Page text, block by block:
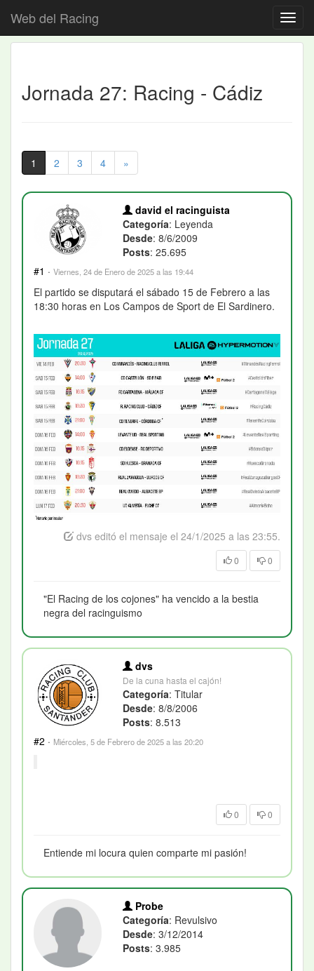
Web del Racing
Jornada 27: Racing - Cádiz
1 2 3 4 »
david el racinguista
Categoría: Leyenda
Desde: 8/6/2009
Posts: 25.695
#1 · Viernes, 24 de Enero de 2025 a las 19:44
El partido se disputará el sábado 15 de Febrero a las
18:30 horas en Los Campos de Sport de El Sardinero.
dvs editó el mensaje el 24/1/2025 a las 23:55.
0 0
"El Racing de los cojones" ha vencido a la bestia
negra del racinguismo
dvs
De la cuna hasta el cajón!
Categoría: Titular
Desde: 8/8/2006
Posts: 8.513
#2 · Miércoles, 5 de Febrero de 2025 a las 20:20
0 0
Entiende mi locura quien comparte mi pasión!
Probe
Categoría: Revulsivo
Desde: 3/12/2014
Posts: 3.985